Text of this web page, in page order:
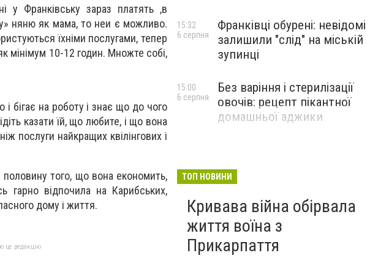
у Франківську зараз платять ,в
няню як мама, то неи є можливо.
їхніми послугами, тепер
мінімум 10-12 годин. Множте собі,
бігає на роботу і знає що до чого
казати їй, що любите, і що вона
послуги найкращих квілінгових і
того, що вона економить,
гарно відпочила на Карибських,
дому і життя.
це редакцію
Франківці обурені: невідомі
залишили "слід" на міській
зупинці
15:32
6 серпня
Без варіння і стерилізації
овочів: рецепт пікантної
домашньої аджики
15:00
6 серпня
ТОП НОВИНИ
Кривава війна обірвала
життя воїна з
Прикарпаття